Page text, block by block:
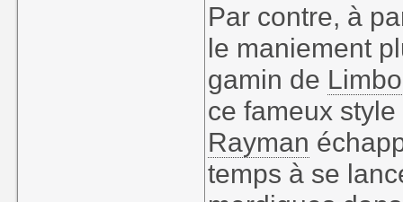
Par contre, à
le maniement
gamin de Limbo
ce fameux
Rayman
temps à se